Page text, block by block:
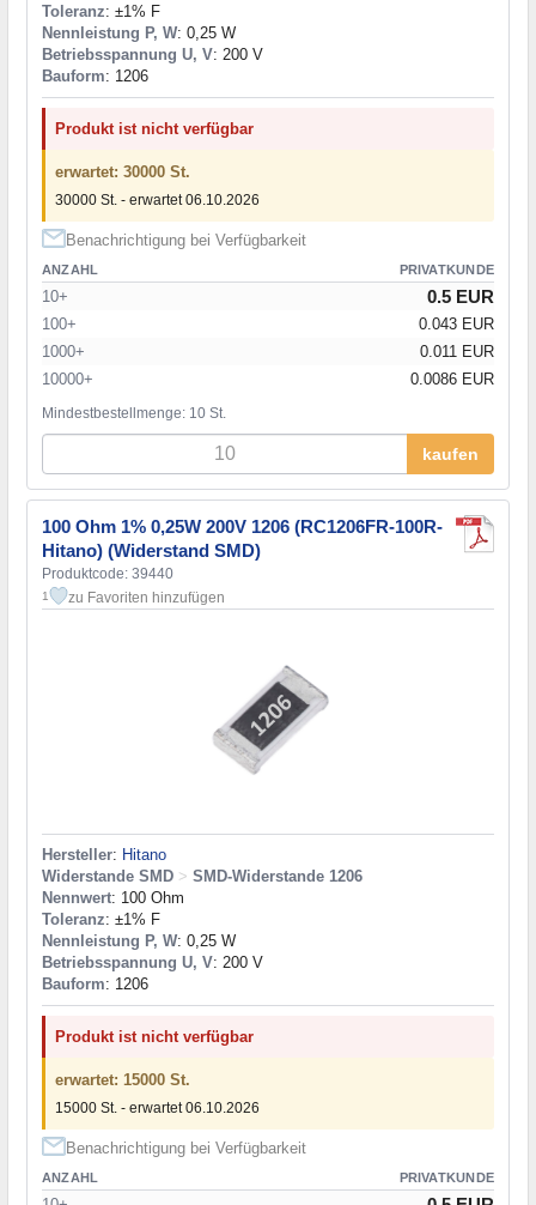
Toleranz: ±1% F
Nennleistung P, W: 0,25 W
Betriebsspannung U, V: 200 V
Bauform: 1206
Produkt ist nicht verfügbar
erwartet: 30000 St.
30000 St. - erwartet 06.10.2026
Benachrichtigung bei Verfügbarkeit
ANZAHL PRIVATKUNDE
10+ 0.5 EUR
100+
0.043 EUR
1000+
0.011 EUR
10000+
0.0086 EUR
Mindestbestellmenge: 10 St.
kaufen
100 Ohm 1% 0,25W 200V 1206 (RC1206FR-100R-
Hitano) (Widerstand SMD)
Produktcode: 39440
1 zu Favoriten hinzufügen
Hersteller: Hitano
Widerstande SMD > SMD-Widerstande 1206
Nennwert: 100 Ohm
Toleranz: ±1% F
Nennleistung P, W: 0,25 W
Betriebsspannung U, V: 200 V
Bauform: 1206
Produkt ist nicht verfügbar
erwartet: 15000 St.
15000 St. - erwartet 06.10.2026
Benachrichtigung bei Verfügbarkeit
ANZAHL PRIVATKUNDE